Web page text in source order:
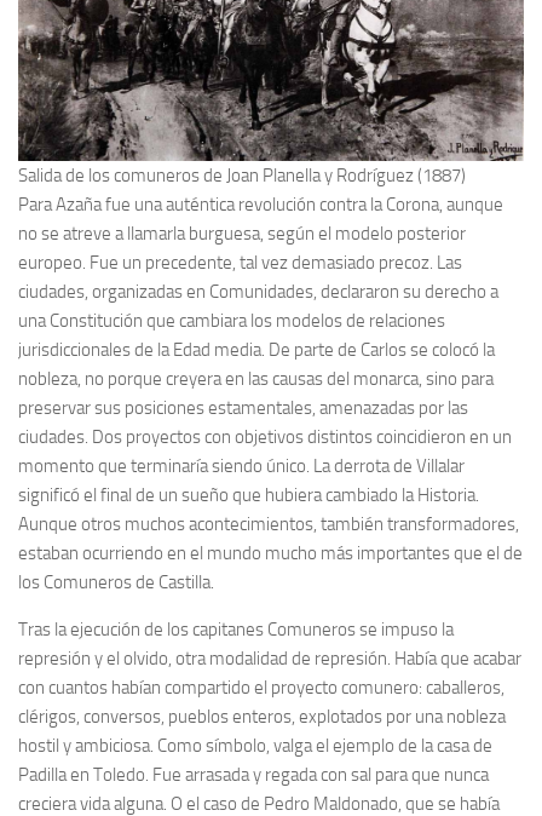
Salida de los comuneros de Joan Planella y Rodríguez (1887)
Para Azaña fue una auténtica revolución contra la Corona, aunque
no se atreve a llamarla burguesa, según el modelo posterior
europeo. Fue un precedente, tal vez demasiado precoz. Las
ciudades, organizadas en Comunidades, declararon su derecho a
una Constitución que cambiara los modelos de relaciones
jurisdiccionales de la Edad media. De parte de Carlos se colocó la
nobleza, no porque creyera en las causas del monarca, sino para
preservar sus posiciones estamentales, amenazadas por las
ciudades. Dos proyectos con objetivos distintos coincidieron en un
momento que terminaría siendo único. La derrota de Villalar
significó el final de un sueño que hubiera cambiado la Historia.
Aunque otros muchos acontecimientos, también transformadores,
estaban ocurriendo en el mundo mucho más importantes que el de
los Comuneros de Castilla.
Tras la ejecución de los capitanes Comuneros se impuso la
represión y el olvido, otra modalidad de represión. Había que acabar
con cuantos habían compartido el proyecto comunero: caballeros,
clérigos, conversos, pueblos enteros, explotados por una nobleza
hostil y ambiciosa. Como símbolo, valga el ejemplo de la casa de
Padilla en Toledo. Fue arrasada y regada con sal para que nunca
creciera vida alguna. O el caso de Pedro Maldonado, que se había